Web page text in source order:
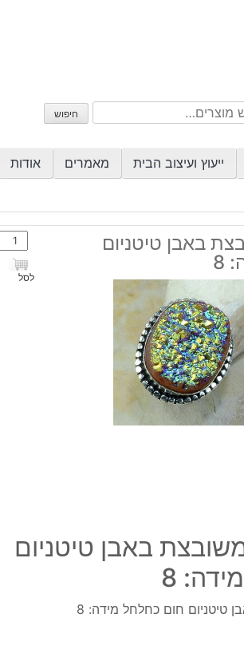
חיפוש
ייעוץ ועיצוב הבית מאמרים אודות
באבן טיטניום
8
כמות
של
טבעת
לסל
באבן טיטניום
8
חום כחלחל מידה: 8